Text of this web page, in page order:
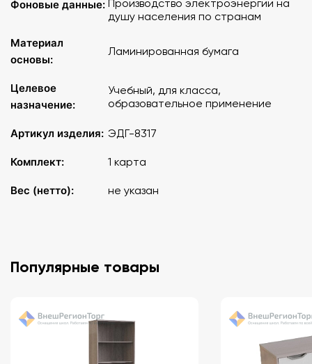
Фоновые данные: Производство электроэнергии на
душу населения по странам
Материал
основы:
Ламинированная бумага
Целевое
назначение:
Учебный, для класса,
образовательное применение
Артикул изделия: ЭДГ-8317
Комплект: 1 карта
Вес (нетто): не указан
Популярные товары